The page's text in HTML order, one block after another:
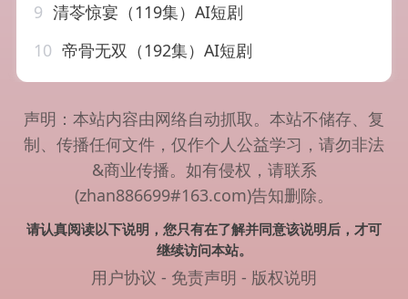
9 清苓惊宴（119集）AI短剧
10 帝骨无双（192集）AI短剧
声明：本站内容由网络自动抓取。本站不储存、复
制、传播任何文件，仅作个人公益学习，请勿非法
&商业传播。如有侵权，请联系
(zhan886699#163.com)告知删除。
请认真阅读以下说明，您只有在了解并同意该说明后，才可
继续访问本站。
用户协议 - 免责声明 - 版权说明